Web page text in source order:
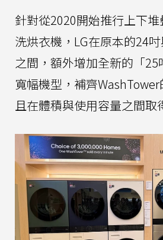
針對從2020開始推行上下
洗烘衣機，LG在原本的24
之間，額外增加全新的「25
寬幅機型，補齊
且在體積與使用容量之間取